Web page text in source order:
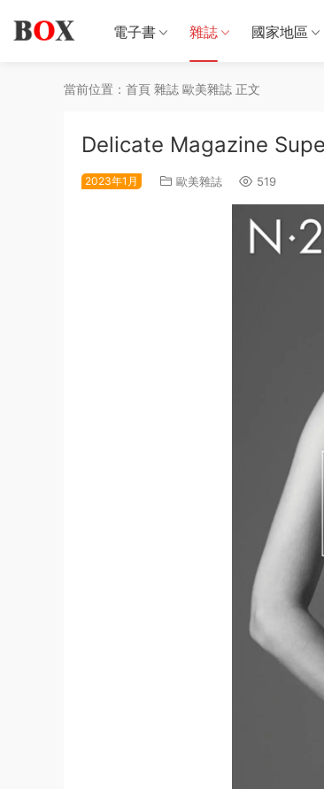
電子書 雜誌 國家地區
當前位置： 首頁 雜誌 歐美雜誌 正文
Delicate Magazine
2023年1月 歐美雜誌 519